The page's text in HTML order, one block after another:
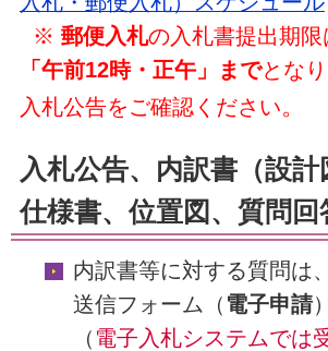
※ 郵便入札の入札書提出期限
「午前12時・正午」までとな
入札公告をご確認ください。
入札公告、内訳書（設計
仕様書、位置図、質問回
内訳書等に対する質問は
送信フォーム（ 電子申請
（ 電子入札システムでは